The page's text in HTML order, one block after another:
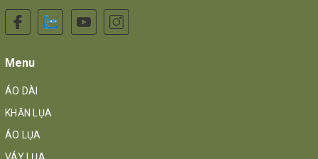
Menu
ÁO DÀI
KHĂN LỤA
ÁO LỤA